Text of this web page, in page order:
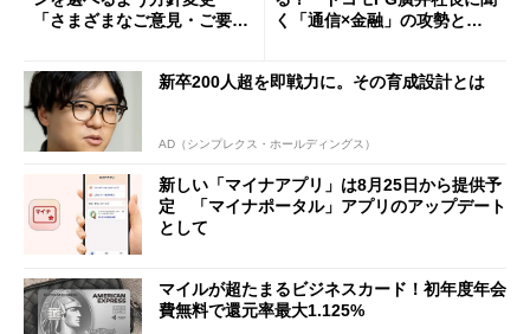
「さまざまなご意見・ご要望
く「通信×金融」の攻勢とグ
新卒200人超を即戦力に。その育成設計とは
AD（シンプレクス・ホールディングス）
新しい「マイナアプリ」は8月25日から提供予
定 「マイナポータル」アプリのアップデート
として
マイルが超たまるビジネスカード！初年度年会
費無料で還元率最大1.125%